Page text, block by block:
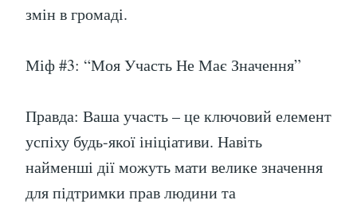
змін в громаді.
Міф #3: “Моя Участь Не Має Значення”
Правда: Ваша участь – це ключовий елемент
успіху будь-якої ініціативи. Навіть
найменші дії можуть мати велике значення
для підтримки прав людини та